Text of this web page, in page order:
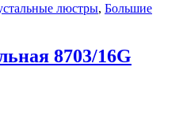
люстры, Большие
8703/16G